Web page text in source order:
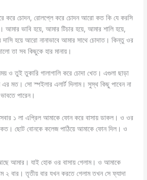
করে চোদন, রোলপ্লে করে চোদন আরো কত কি যে করসি
আমার ভাবি হয়ে, আমার টিচার হয়ে, আমার শালি হয়ে,
হয়ে আরো নানাভাবে আমার সাথে চোদাত। কিন্তু ওর
তা সব কিছুকে হার মানায়।
ও তুই তুকারি গালাগালি করে চোদা খেত। এগুলা ছাড়া
এর মত। সো স্পইলার এলার্ট দিলাম। সুস্থ কিছু পাবেন না
পারেন।
১ লা এপ্রিল আমাকে ফোন করে বাসায় ডাকল। ও ওর
ছোট বোনকে কলেজ পাঠিয়ে আমাকে ফোন দিল। ও
আমার। যাই হোক ওর বাসায় গেলাম। ও আমাকে
২ বার। তৃতীয় বার যখন করতে গেলাম তখন সে ফ্যাদা